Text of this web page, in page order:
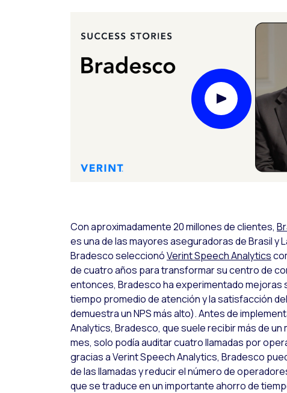
Play Video Modal
Con aproximadamente 20 millones de clientes,
es una de las mayores aseguradoras de Brasil y
Bradesco seleccionóVerint Speech Analytics
de cuatro años para transformar su centro de
entonces, Bradesco ha experimentado mejoras
tiempo promedio de atención y la satisfacción
demuestra un NPS más alto). Antes de
Analytics, Bradesco, que suele recibir más de un
mes, solo podía auditar cuatro llamadas por
gracias a Verint Speech Analytics, Bradesco
de las llamadas y reducir el número de
que se traduce en un importante ahorro de